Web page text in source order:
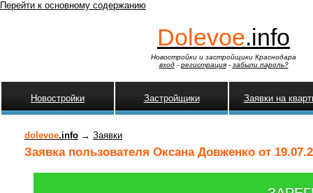
Перейти к основному содержанию
Dolevoe.info
Новостройки и застройщики Краснодара
вход- регистрация- забыли пароль?
Новостройки Застройщики Заявки на
dolevoe.info → Заявки
Заявка пользователя Оксана Довженко от